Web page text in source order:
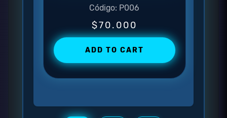
Código: P006
$70.000
ADD TO CART